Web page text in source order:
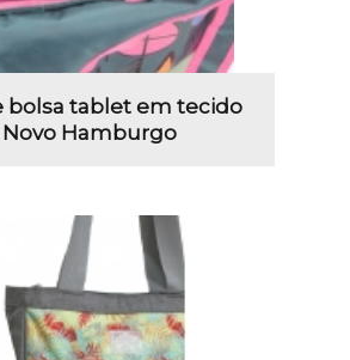
bolsa tablet em tecido
Novo Hamburgo